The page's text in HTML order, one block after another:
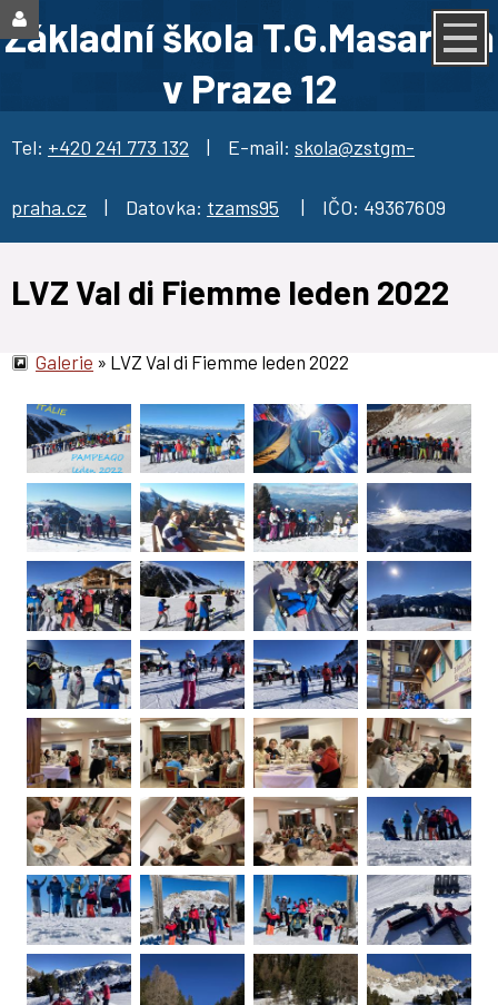
Základní škola T.G.Masaryka
v Praze 12
Tel: +420 241 773 132 | E-mail: skola@zstgm-
praha.cz | Datovka: tzams95 | IČO: 49367609
LVZ Val di Fiemme leden 2022
Galerie » LVZ Val di Fiemme leden 2022